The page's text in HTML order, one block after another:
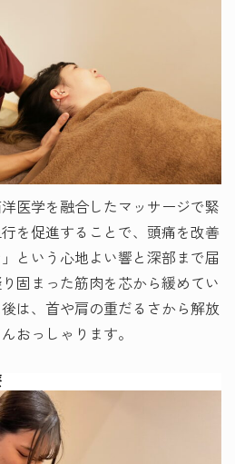
医学を融合したマッサージで緊
を促進することで、頭痛を改善
という心地よい響と深部まで届
固まった筋肉を芯から緩めてい
は、首や肩の重だるさから解放
おっしゃります。